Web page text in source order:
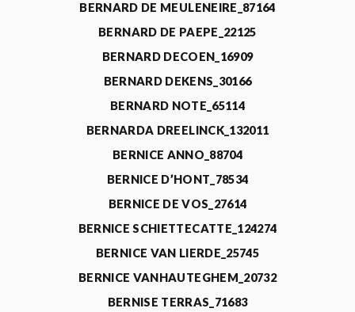
BERNARD DE MEULENEIRE_87164
BERNARD DE PAEPE_22125
BERNARD DECOEN_16909
BERNARD DEKENS_30166
BERNARD NOTE_65114
BERNARDA DREELINCK_132011
BERNICE ANNO_88704
BERNICE D’HONT_78534
BERNICE DE VOS_27614
BERNICE SCHIETTECATTE_124274
BERNICE VAN LIERDE_25745
BERNICE VANHAUTEGHEM_20732
BERNISE TERRAS_71683